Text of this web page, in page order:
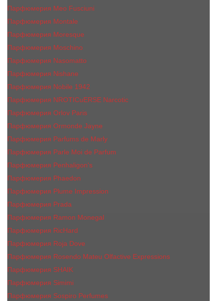
Парфюмерия Meo Fusciuni
Парфюмерия Montale
Парфюмерия Moresque
Парфюмерия Moschino
Парфюмерия Nasomatto
Парфюмерия Nishane
Парфюмерия Nobile 1942
Парфюмерия NROTICuERSE Narcotic
Парфюмерия Orlov Paris
Парфюмерия Ormonde Jayne
Парфюмерия Parfums de Marly
Парфюмерия Parle Moi de Parfum
Парфюмерия Penhaligon's
Парфюмерия Phaedon
Парфюмерия Plume Impression
Парфюмерия Prada
Парфюмерия Ramon Monegal
Парфюмерия RicHard
Парфюмерия Roja Dove
Парфюмерия Rosendo Mateu Olfactive Expressions
Парфюмерия SHAIK
Парфюмерия Simimi
Парфюмерия Sospiro Perfumes